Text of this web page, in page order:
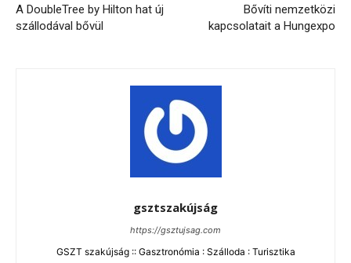
A DoubleTree by Hilton hat új
szállodával bővül
Bővíti nemzetközi
kapcsolatait a Hungexpo
gsztszakújság
https://gsztujsag.com
GSZT szakújság :: Gasztronómia : Szálloda : Turisztika